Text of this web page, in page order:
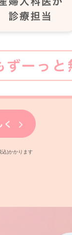
)かかります